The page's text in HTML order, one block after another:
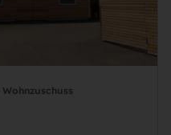
Wohnzuschuss